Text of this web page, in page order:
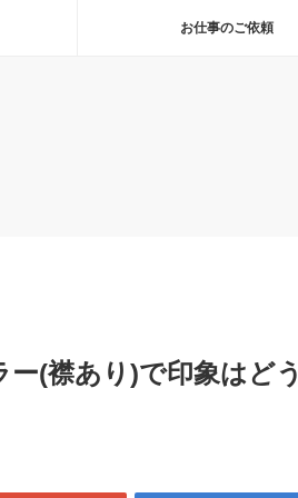
お仕事のご依頼
(襟あり)で印象はどう